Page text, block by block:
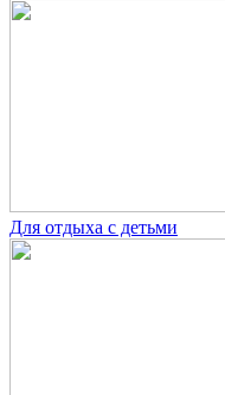
Для отдыха с детьми